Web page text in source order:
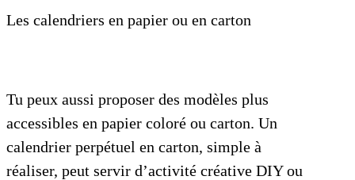
Les calendriers en papier ou en carton
Tu peux aussi proposer des modèles plus
accessibles en papier coloré ou carton. Un
calendrier perpétuel en carton, simple à
réaliser, peut servir d’activité créative DIY ou